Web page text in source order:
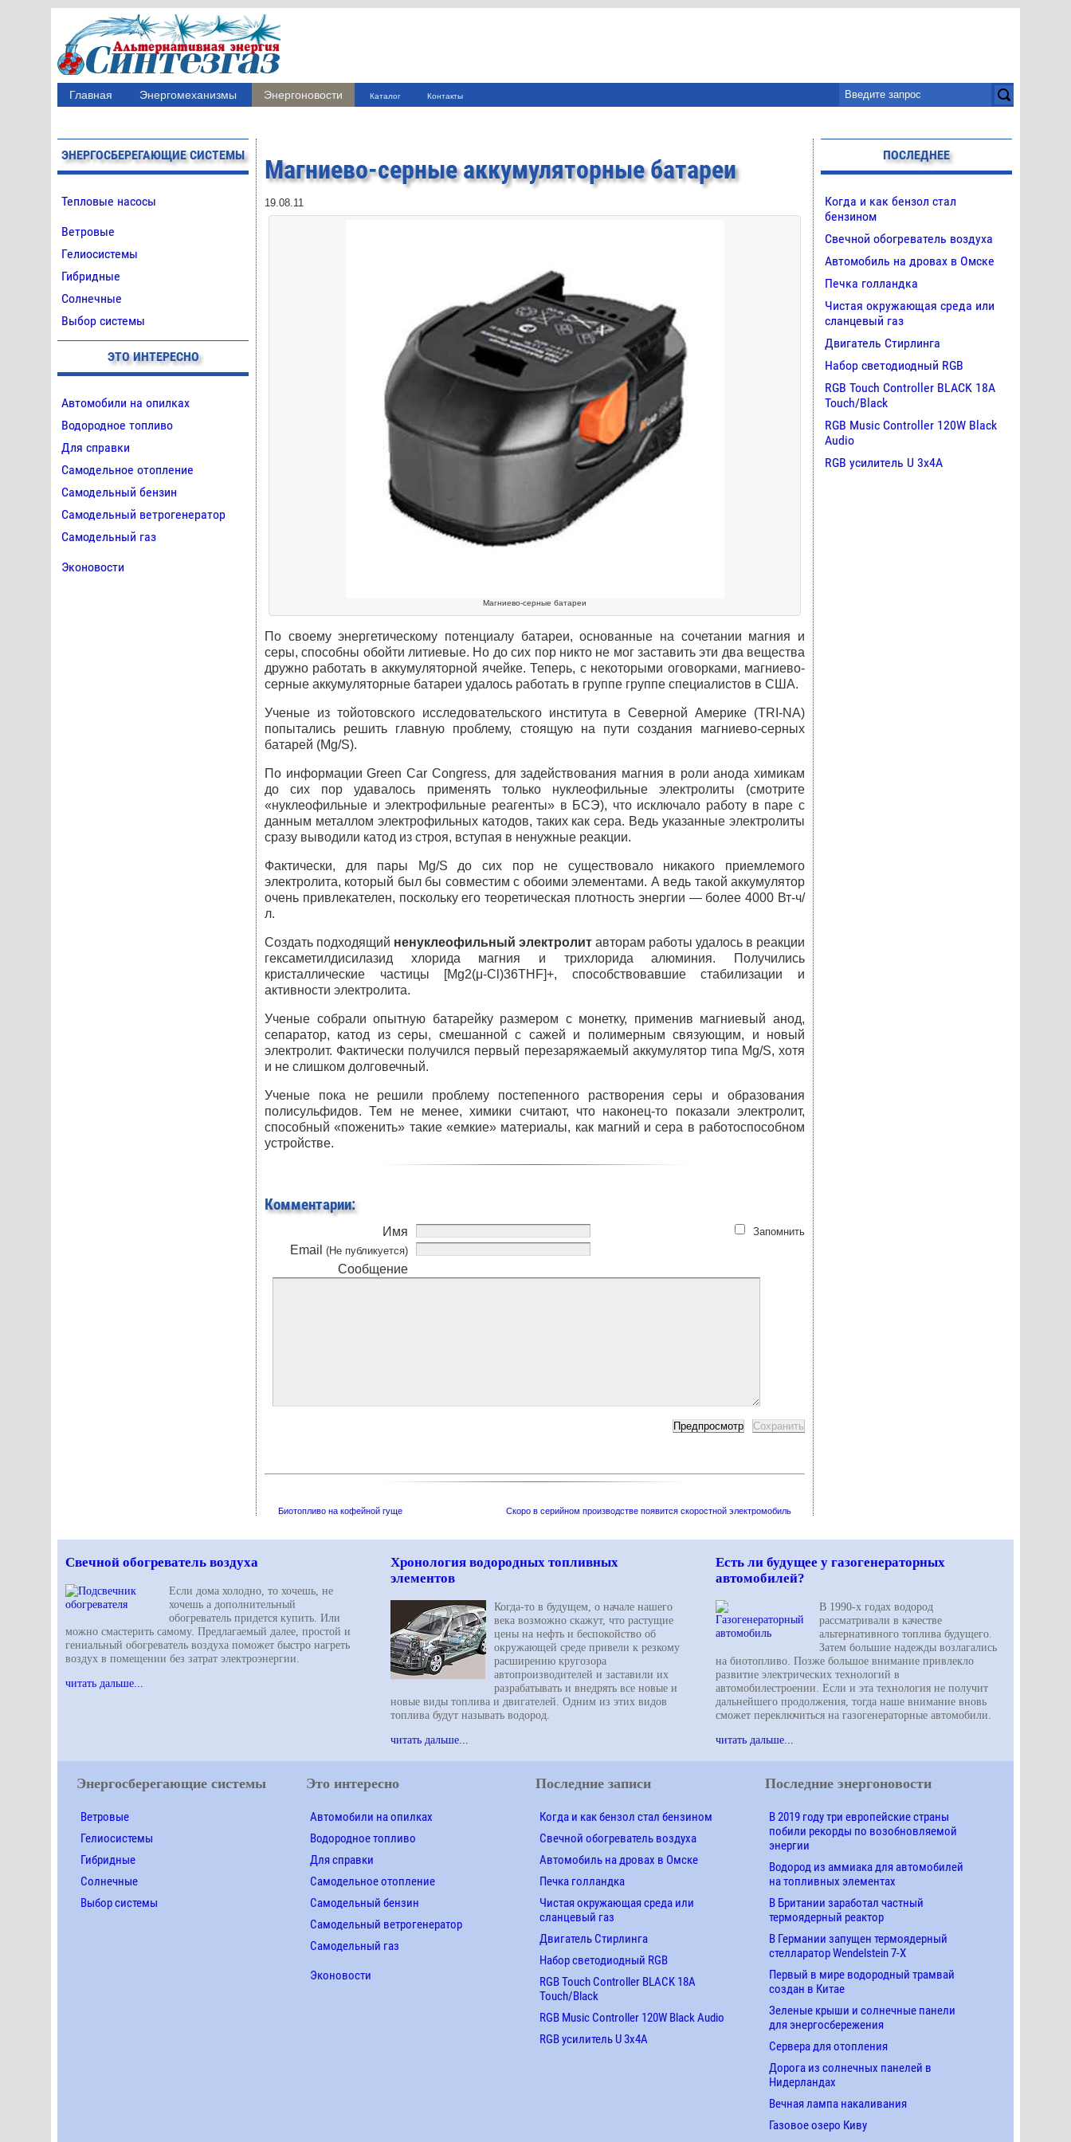
Главная Энергомеханизмы Энергоновости Каталог Контакты
ЭНЕРГОСБЕРЕГАЮЩИЕ СИСТЕМЫ
Тепловые насосы
Ветровые
Гелиосистемы
Гибридные
Солнечные
Выбор системы
ЭТО ИНТЕРЕСНО
Автомобили на опилках
Водородное топливо
Для справки
Самодельное отопление
Самодельный бензин
Самодельный ветрогенератор
Самодельный газ
Эконовости
Магниево-серные аккумуляторные батареи
19.08.11
Магниево-серные батареи
По своему энергетическому потенциалу батареи, основанные на сочетании магния и
серы, способны обойти литиевые. Но до сих пор никто не мог заставить эти два вещества
дружно работать в аккумуляторной ячейке. Теперь, с некоторыми оговорками, магниево-
серные аккумуляторные батареи удалось работать в группе группе специалистов в США.
Ученые из тойотовского исследовательского института в Северной Америке (TRI -NA)
попытались решить главную проблему, стоящую на пути создания магниево-серных
батарей (Mg/S).
По информации Green Car Congress, для задействования магния в роли анода химикам
до сих пор удавалось применять только нуклеофильные электролиты (смотрите
«нуклеофильные и электрофильные реагенты» в БСЭ), что исключало работу в паре с
данным металлом электрофильных катодов, таких как сера. Ведь указанные электролиты
сразу выводили катод из строя, вступая в ненужные реакции.
Фактически, для пары Mg/S до сих пор не существовало никакого приемлемого
электролита, который был бы совместим с обоими элементами. А ведь такой аккумулятор
очень привлекателен, поскольку его теоретическая плотность энергии — более 4000 Вт-ч/
л.
Создать подходящий ненуклеофильный электролит авторам работы удалось в реакции
гексаметилдисилазид хлорида магния и трихлорида алюминия. Получились
кристаллические частицы [Mg2(μ-Cl)36THF]+, способствовавшие стабилизации и
активности электролита.
Ученые собрали опытную батарейку размером с монетку, применив магниевый анод,
сепаратор, катод из серы, смешанной с сажей и полимерным связующим, и новый
электролит. Фактически получился первый перезаряжаемый аккумулятор типа Mg/S, хотя
и не слишком долговечный.
Ученые пока не решили проблему постепенного растворения серы и образования
полисульфидов. Тем не менее, химики считают, что наконец-то показали электролит,
способный «поженить» такие «емкие» материалы, как магний и сера в работоспособном
устройстве.
Комментарии:
Запомнить
Имя
Email (Не публикуется)
Сообщение
Биотопливо на кофейной гуще Скоро в серийном производстве появится скоростной электромобиль
ПОСЛЕДНЕЕ
Когда и как бензол стал
бензином
Свечной обогреватель воздуха
Автомобиль на дровах в Омске
Печка голландка
Чистая окружающая среда или
сланцевый газ
Двигатель Стирлинга
Набор светодиодный RGB
RGB Touch Controller BLACK 18A
Touch/Black
RGB Music Controller 120W Black
Audio
RGB усилитель U 3х4A
Свечной обогреватель воздуха
Если дома холодно, то хочешь, не
хочешь а дополнительный
обогреватель придется купить. Или
можно смастерить самому. Предлагаемый далее, простой и
гениальный обогреватель воздуха поможет быстро нагреть
воздух в помещении без затрат электроэнергии.
читать дальше...
Хронология водородных топливных
элементов
Когда-то в будущем, о начале нашего
века возможно скажут, что растущие
цены на нефть и беспокойство об
окружающей среде привели к резкому
расширению кругозора
автопроизводителей и заставили их
разрабатывать и внедрять все новые и
новые виды топлива и двигателей. Одним из этих видов
топлива будут называть водород.
читать дальше...
Есть ли будущее у газогенераторных
автомобилей?
В 1990-х годах водород
рассматривали в качестве
альтернативного топлива будущего.
Затем большие надежды возлагались
на биотопливо. Позже большое внимание привлекло
развитие электрических технологий в
автомобилестроении. Если и эта технология не получит
дальнейшего продолжения, тогда наше внимание вновь
сможет переключиться на газогенераторные автомобили.
читать дальше...
Энергосберегающие системы
Ветровые
Гелиосистемы
Гибридные
Солнечные
Выбор системы
Это интересно
Автомобили на опилках
Водородное топливо
Для справки
Самодельное отопление
Самодельный бензин
Самодельный ветрогенератор
Самодельный газ
Эконовости
Последние записи
Когда и как бензол стал бензином
Свечной обогреватель воздуха
Автомобиль на дровах в Омске
Печка голландка
Чистая окружающая среда или
сланцевый газ
Двигатель Стирлинга
Набор светодиодный RGB
RGB Touch Controller BLACK 18A
Touch/Black
RGB Music Controller 120W Black Audio
RGB усилитель U 3х4A
Последние энергоновости
В 2019 году три европейские страны
побили рекорды по возобновляемой
энергии
Водород из аммиака для автомобилей
на топливных элементах
В Британии заработал частный
термоядерный реактор
В Германии запущен термоядерный
стелларатор Wendelstein 7-X
Первый в мире водородный трамвай
создан в Китае
Зеленые крыши и солнечные панели
для энергосбережения
Сервера для отопления
Дорога из солнечных панелей в
Нидерландах
Вечная лампа накаливания
Газовое озеро Киву